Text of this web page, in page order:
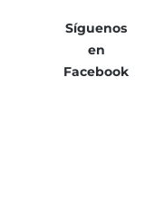
Síguenos
en
Facebook